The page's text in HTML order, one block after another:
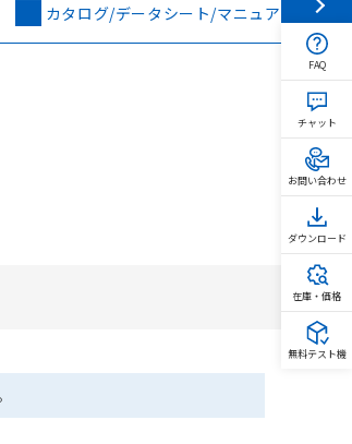
カタログ/データシート/マニュアル
FAQ
チャット
お問い合わせ
ダウンロード
在庫・価格
無料テスト機